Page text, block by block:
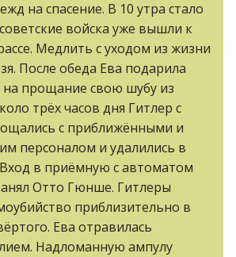
на спасение. В 10 утра стало
войска уже вышли к
Медлить с уходом из жизни
После обеда Ева подарила
прощание свою шубу из
трёх часов дня Гитлер с
с приближёнными и
персоналом и удалились в
в приёмную с автоматом
Отто Гюнше. Гитлеры
приблизительно в
Ева отравилась
Надломанную ампулу